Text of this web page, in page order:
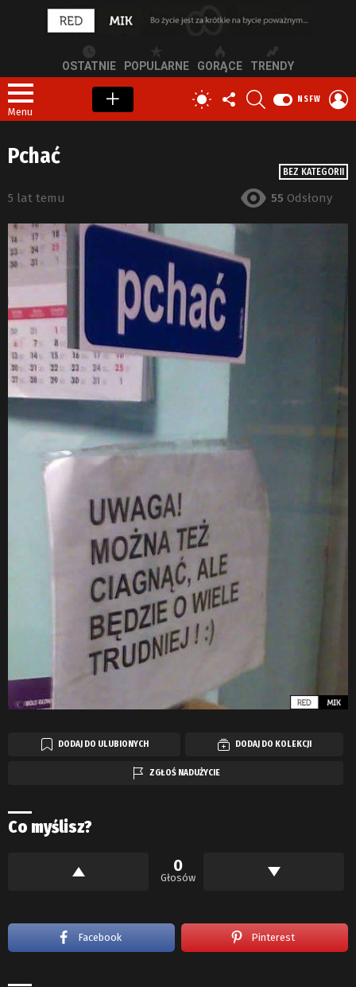
OSTATNIE POPULARNE GORĄCE TRENDY
Menu
PRZEŁĄCZ
SKÓRKĘ
OBSERWUJ
NAS
NSFW
BEZ KATEGORII
Pchać
5 lat temu 55 Odsłony
DODAJ DO ULUBIONYCH DODAJ DO KOLEKCJI
ZGŁOŚ NADUŻYCIE
Co myślisz?
0
Głosów
Facebook Pinterest